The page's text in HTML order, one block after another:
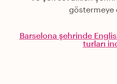
göstermeye
Barselona şehrinde
turları